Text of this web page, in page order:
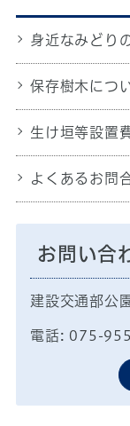
身近なみどり
保存樹木につ
生け垣等設置
よくあるお問
お問い合
建設交通部公
電話: 075-